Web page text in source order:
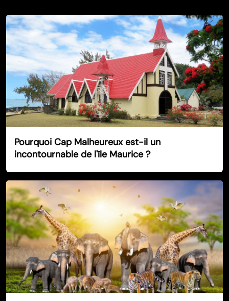
Pourquoi Cap Malheureux est-il un
incontournable de l'île Maurice ?